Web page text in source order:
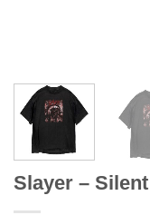
Slayer –